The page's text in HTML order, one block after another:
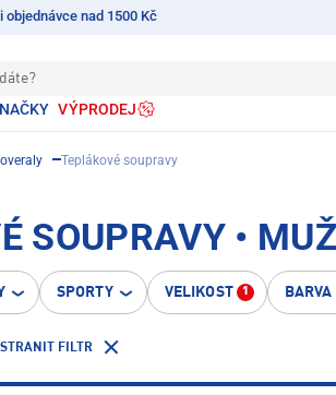
objednávce nad 1500 Kč
VÝPRODEJ
Teplákové soupravy
SOUPRAVY •
SPORTY VELIKOST 1 BARVA
FILTR